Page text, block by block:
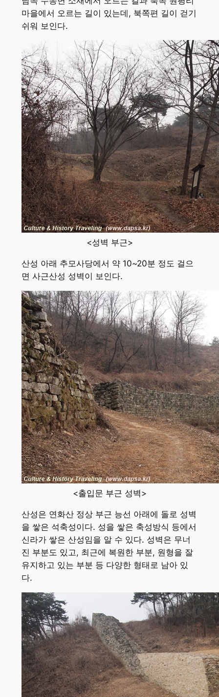
마을에서 오르는 길이 있는데, 북쪽편 길이 걷기
쉬워 보인다.
<성벽 부근>
산성 아래 추모사당에서 약 10~20분 정도 걸으
면 사근산성 성벽이 보인다.
<출입문 부근 성벽>
산성은 연화산 정상 부근 능선 아래에 돌로 성벽
을 쌓은 석축성이다. 성을 쌓은 축성방식 등에서
신라가 쌓은 산성임을 알 수 있다. 성벽은 무너
진 부분도 있고, 최근에 복원한 부분, 원형을 잘
유지하고 있는 부분 등 다양한 형태로 남아 있
다.